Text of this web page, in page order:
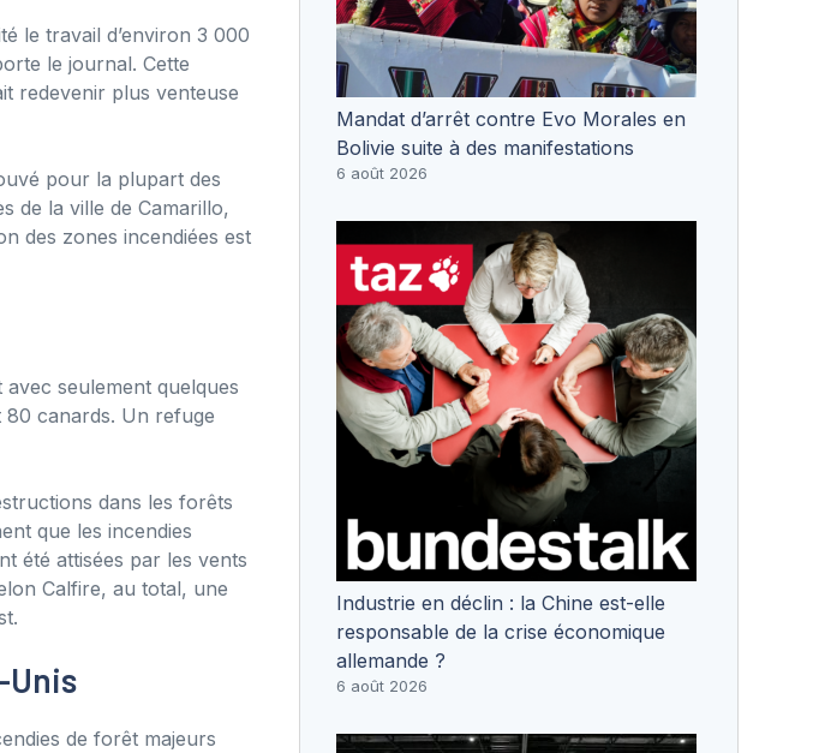
le travail d’environ 3 000
le journal. Cette
redevenir plus venteuse
pour la plupart des
de la ville de Camarillo,
des zones incendiées est
seulement quelques
80 canards. Un refuge
dans les forêts
que les incendies
été attisées par les vents
Calfire, au total, une
Unis
de forêt majeurs
Mandat d’arrêt contre Evo Morales en
Bolivie suite à des manifestations
6 août 2026
Industrie en déclin : la Chine est-elle
responsable de la crise économique
allemande ?
6 août 2026